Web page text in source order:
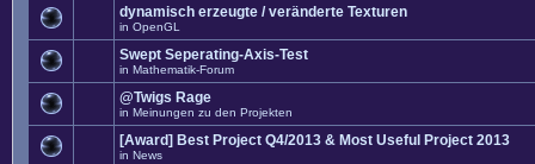
dynamisch erzeugte / veränderte Texturen
in OpenGL
Swept Seperating-Axis-Test
in Mathematik-Forum
@Twigs Rage
in Meinungen zu den Projekten
[Award] Best Project Q4/2013 & Most Useful Project 2013
in News